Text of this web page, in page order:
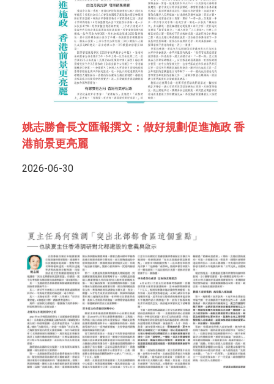
姚志勝會長文匯報撰文：做好規劃促進施政 香
港前景更亮麗
2026-06-30